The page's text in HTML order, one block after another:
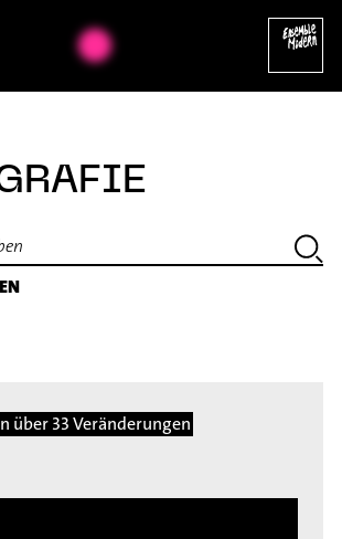
Giorgos Panagiotidis - Improvisation
über 33 Veränderungen